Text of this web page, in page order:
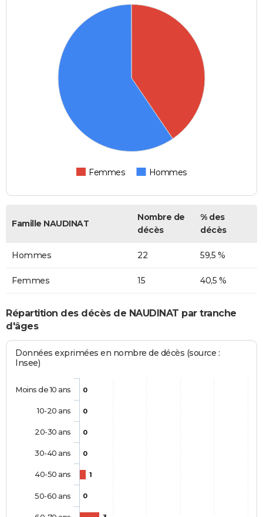
Femmes Hommes
Famille NAUDINAT
Nombre de
décès
% des
décès
Hommes 22 59,5 %
Femmes 15 40,5 %
Répartition des décès de NAUDINAT par tranche
d'âges
Données exprimées en nombre de décès (source :
Insee)
0
0
0
0
1
0
Moins de 10 ans
10-20 ans
20-30 ans
30-40 ans
40-50 ans
50-60 ans